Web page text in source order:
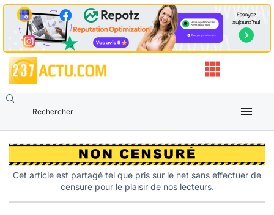
Cet article est partagé tel que pris sur le net sans effectuer de
censure pour le plaisir de nos lecteurs.